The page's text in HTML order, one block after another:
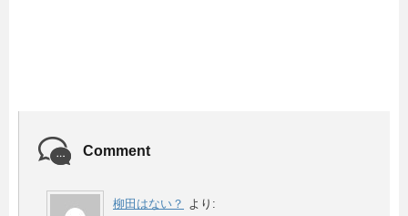
Comment
柳田はない？ より: